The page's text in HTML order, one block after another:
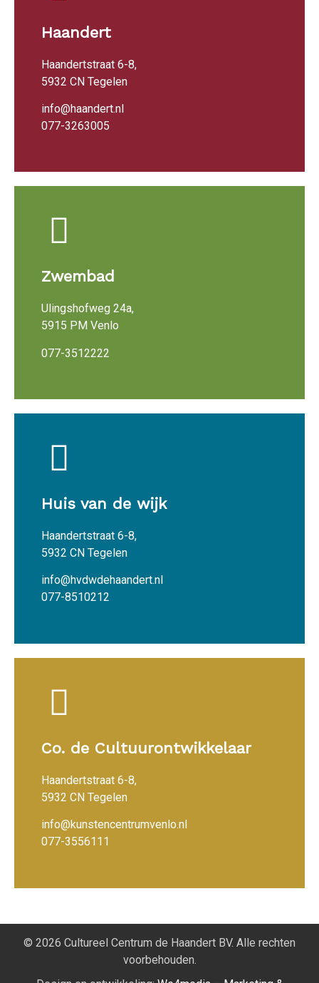
Haandert
Haandertstraat 6-8,
5932 CN Tegelen
info@haandert.nl
077-3263005
Zwembad
Ulingshofweg 24a,
5915 PM Venlo
077-3512222
Huis van de wijk
Haandertstraat 6-8,
5932 CN Tegelen
info@hvdwdehaandert.nl
077-8510212
Co. de Cultuurontwikkelaar
Haandertstraat 6-8,
5932 CN Tegelen
info@kunstencentrumvenlo.nl
077-3556111
© 2026 Cultureel Centrum de Haandert BV. Alle rechten
voorbehouden.